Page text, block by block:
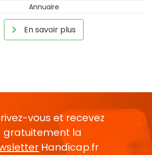
Annuaire
En savoir plus
vous et recevez
gratuitement la
Handicap.fr